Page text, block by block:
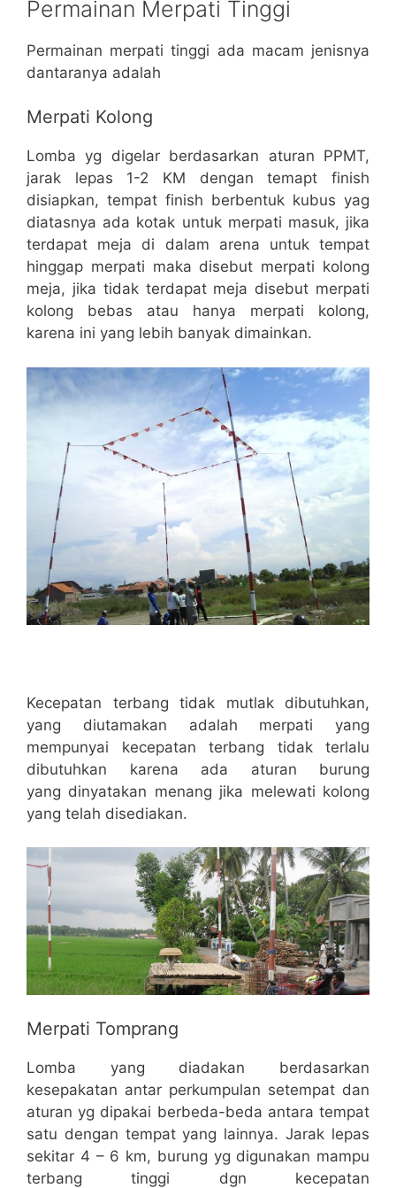
Permainan Merpati Tinggi
Permainan merpati tinggi ada macam jenisnya
dantaranya adalah
Merpati Kolong
Lomba yg digelar berdasarkan aturan PPMT,
jarak lepas 1-2 KM dengan temapt finish
disiapkan, tempat finish berbentuk kubus yag
diatasnya ada kotak untuk merpati masuk, jika
terdapat meja di dalam arena untuk tempat
hinggap merpati maka disebut merpati kolong
meja, jika tidak terdapat meja disebut merpati
kolong bebas atau hanya merpati kolong,
karena ini yang lebih banyak dimainkan.
Kecepatan terbang tidak mutlak dibutuhkan,
yang diutamakan adalah merpati yang
mempunyai kecepatan terbang tidak terlalu
dibutuhkan karena ada aturan burung
yang dinyatakan menang jika melewati kolong
yang telah disediakan.
Merpati Tomprang
Lomba yang diadakan berdasarkan
kesepakatan antar perkumpulan setempat dan
aturan yg dipakai berbeda-beda antara tempat
satu dengan tempat yang lainnya. Jarak lepas
sekitar 4 – 6 km, burung yg digunakan mampu
terbang tinggi dgn kecepatan